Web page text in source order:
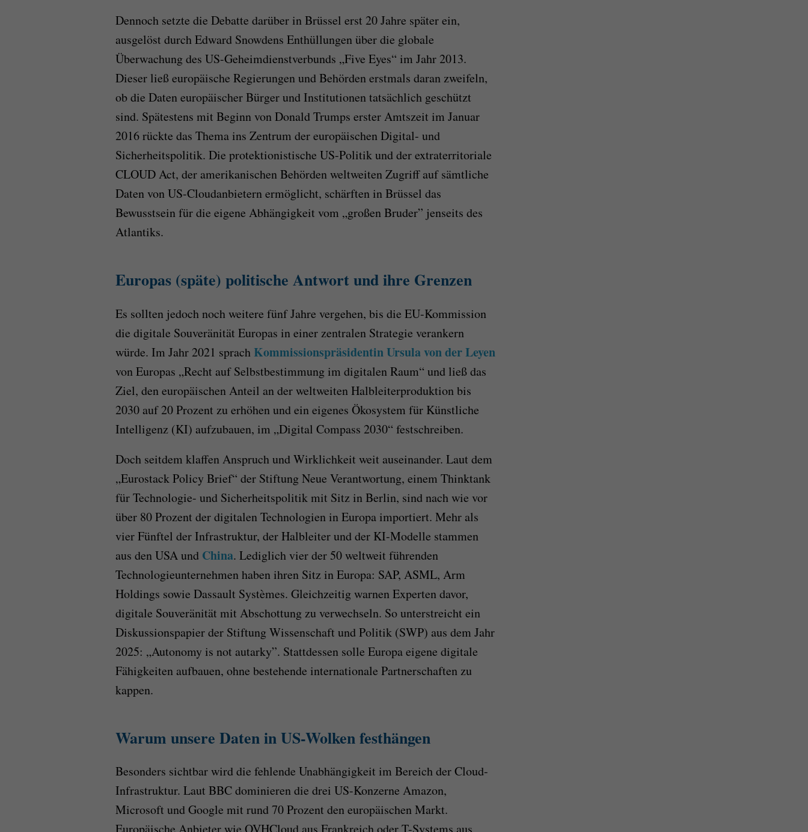
Dennoch setzte die Debatte darüber in Brüssel erst 20 Jahre später ein,
ausgelöst durch Edward Snowdens Enthüllungen über die globale
Überwachung des US-Geheimdienstverbunds „Five Eyes“ im Jahr 2013.
Dieser ließ europäische Regierungen und Behörden erstmals daran zweifeln,
ob die Daten europäischer Bürger und Institutionen tatsächlich geschützt
sind. Spätestens mit Beginn von Donald Trumps erster Amtszeit im Januar
2016 rückte das Thema ins Zentrum der europäischen Digital- und
Sicherheitspolitik. Die protektionistische US-Politik und der extraterritoriale
CLOUD Act, der amerikanischen Behörden weltweiten Zugriff auf sämtliche
Daten von US-Cloudanbietern ermöglicht, schärften in Brüssel das
Bewusstsein für die eigene Abhängigkeit vom „großen Bruder” jenseits des
Atlantiks.
Europas (späte) politische Antwort und ihre Grenzen
Es sollten jedoch noch weitere fünf Jahre vergehen, bis die EU-Kommission
die digitale Souveränität Europas in einer zentralen Strategie verankern
würde. Im Jahr 2021 sprach Kommissionspräsidentin Ursula von der Leyen
von Europas „Recht auf Selbstbestimmung im digitalen Raum“ und ließ das
Ziel, den europäischen Anteil an der weltweiten Halbleiterproduktion bis
2030 auf 20 Prozent zu erhöhen und ein eigenes Ökosystem für Künstliche
Intelligenz (KI) aufzubauen, im „Digital Compass 2030“ festschreiben.
Doch seitdem klaffen Anspruch und Wirklichkeit weit auseinander. Laut dem
„Eurostack Policy Brief“ der Stiftung Neue Verantwortung, einem Thinktank
für Technologie- und Sicherheitspolitik mit Sitz in Berlin, sind nach wie vor
über 80 Prozent der digitalen Technologien in Europa importiert. Mehr als
vier Fünftel der Infrastruktur, der Halbleiter und der KI-Modelle stammen
aus den USA und China. Lediglich vier der 50 weltweit führenden
Technologieunternehmen haben ihren Sitz in Europa: SAP, ASML, Arm
Holdings sowie Dassault Systèmes. Gleichzeitig warnen Experten davor,
digitale Souveränität mit Abschottung zu verwechseln. So unterstreicht ein
Diskussionspapier der Stiftung Wissenschaft und Politik (SWP) aus dem Jahr
2025: „Autonomy is not autarky”. Stattdessen solle Europa eigene digitale
Fähigkeiten aufbauen, ohne bestehende internationale Partnerschaften zu
kappen.
Warum unsere Daten in US-Wolken festhängen
Besonders sichtbar wird die fehlende Unabhängigkeit im Bereich der Cloud-
Infrastruktur. Laut BBC dominieren die drei US-Konzerne Amazon,
Microsoft und Google mit rund 70 Prozent den europäischen Markt.